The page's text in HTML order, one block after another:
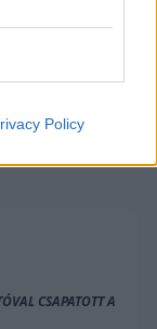
Policy
CSAPATOTT A